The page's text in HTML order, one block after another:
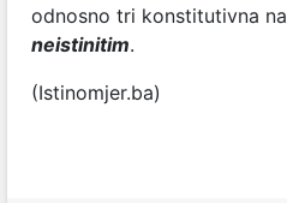
odnosno tri konstitutivna
neistinitim.
(Istinomjer.ba)